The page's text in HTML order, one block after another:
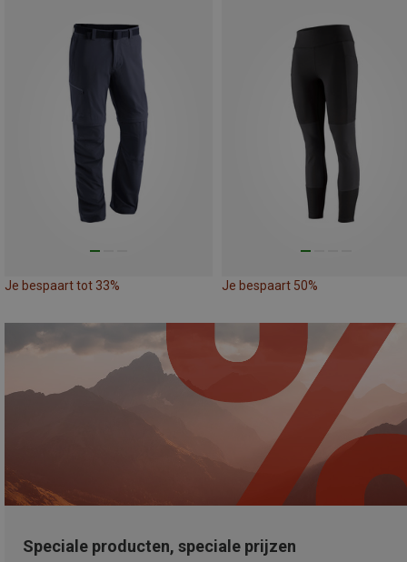
Je bespaart tot 33% Je bespaart 50%
Speciale producten, speciale prijzen